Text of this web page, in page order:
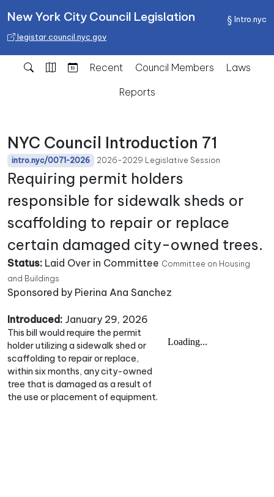
Intro.nyc
New York City Council Legislation
legistar.council.nyc.gov
Recent Council Members
Laws
Reports
NYC Council Introduction 71
intro.nyc/0071-2026 2026-2029 Legislative Session
Requiring permit holders
responsible for sidewalk sheds or
scaffolding to repair or replace
certain damaged city-owned trees.
Status: Laid Over in Committee Committee on Housing
and Buildings
Sponsored by Pierina Ana Sanchez
Introduced: January 29, 2026
This bill would require the permit
holder utilizing a sidewalk shed or
scaffolding to repair or replace,
within six months, any city-owned
tree that is damaged as a result of
the use or placement of equipment.